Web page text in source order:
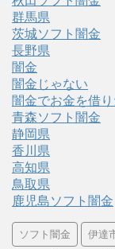
群馬県
茨城ソフト闇金
長野県
闇金
闇金じゃない
闇金でお金を借
青森ソフト闇金
静岡県
香川県
高知県
鳥取県
鹿児島ソフト闇金
ソフト闇金 伊達